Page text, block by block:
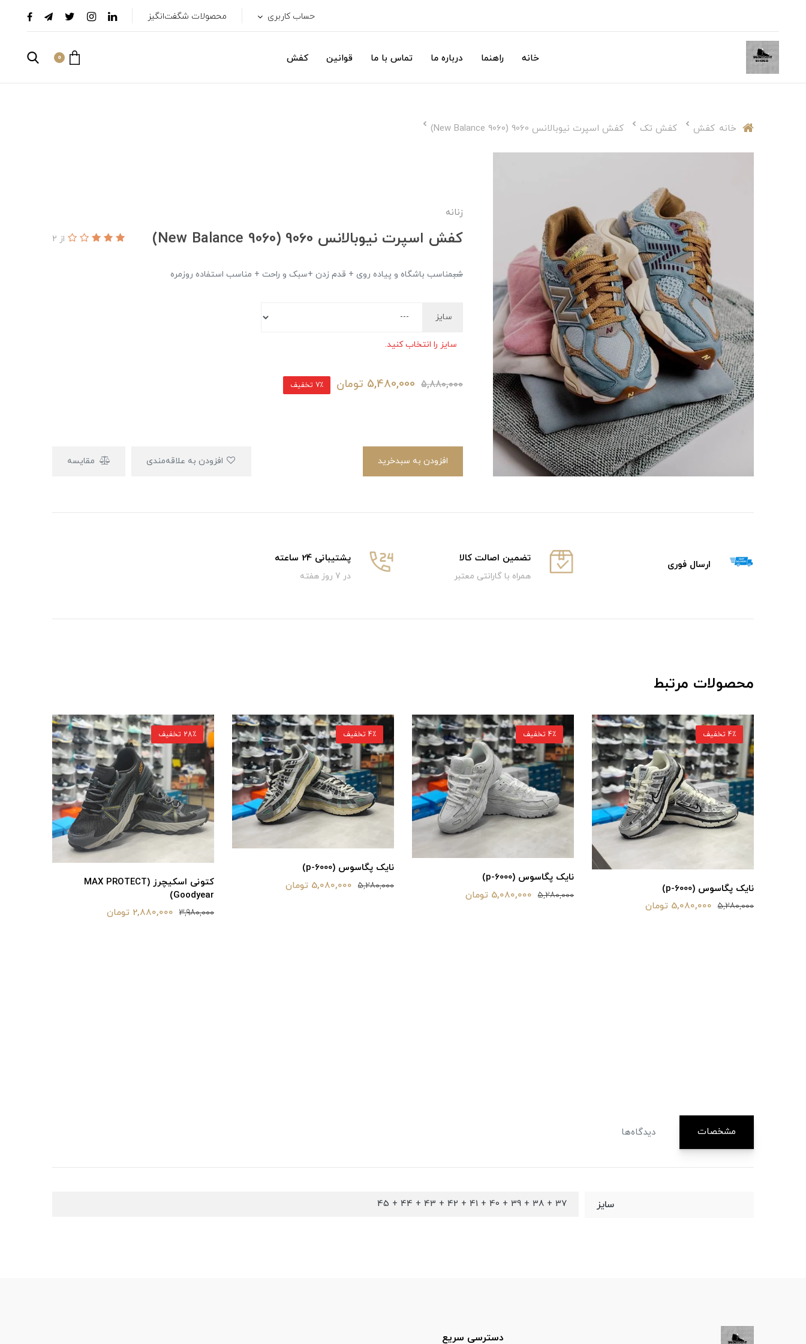
حساب کاربری محصولات شگفت‌انگیز
خانه راهنما درباره ما تماس با ما قوانین کفش 0
خانه کفش کفش تک کفش اسپرت نیوبالانس 9060 (New Balance 9060)
زنانه
کفش اسپرت نیوبالانس 9060 (New Balance 9060) از 2
شبمناسب باشگاه و پیاده روی + قدم زدن +سبک و راحت + ‌مناسب استفاده روزمره
سایز
سایز را انتخاب کنید.
5,880,000
5,480,000 تومان 7٪ تخفیف
افزودن به سبدخرید مقایسه
ارسال فوری تضمین اصالت کالا
همراه با گارانتی معتبر
پشتیبانی 24 ساعته
در 7 روز هفته
محصولات مرتبط
نایک پگاسوس (p-6000)
5,280,000 5,080,000 تومان
4٪ تخفیف
نایک پگاسوس (p-6000)
5,280,000 5,080,000 تومان
4٪ تخفیف
نایک پگاسوس (p-6000)
5,280,000 5,080,000 تومان
4٪ تخفیف
کتونی اسکیچرز (MAX PROTECT
Goodyear)
3,980,000 2,880,000 تومان
28٪ تخفیف
مشخصات دیدگاه‌ها
سایز 37 + 38 + 39 + 40 + 41 + 42 + 43 + 44 + 45
دسترسی سریع